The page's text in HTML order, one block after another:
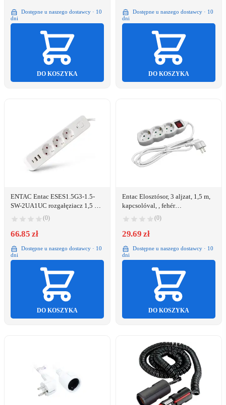
Dostępne u naszego dostawcy · 10
dni
DO KOSZYKA
Dostępne u naszego dostawcy · 10
dni
DO KOSZYKA
ENTAC Entac ESES1.5G3-1.5-
SW-2UA1UC rozgałęziacz 1,5 m
3 x gniazdo sieciowe Wewnętrzna
Biały
(0)
66.85 zł
Dostępne u naszego dostawcy · 10
dni
DO KOSZYKA
Entac Elosztósor, 3 aljzat, 1,5 m,
kapcsolóval, , fehér
(ENTEL3KM1)
(0)
29.69 zł
Dostępne u naszego dostawcy · 10
dni
DO KOSZYKA